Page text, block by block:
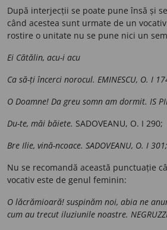
După interjecții se poate pune însă și
când acestea sunt urmate de un
rostire o unitate nu se pune nici un
Ei Cătălin, acu-i acu
Ca să-ți încerci norocul. EMINESCU, O. I
O Doamne! Da greu somn am dormit. IS
Du-te, măi băiete. SADOVEANU, O. I 290;
Bre Ilie, vină-ncoace. SADOVEANU, O. I 301;
Nu se recomandă această punctuație
vocativ este de genul feminin:
O lăcrămioară! suspinăm noi, abia ne
cum au trecut iluziunile noastre.